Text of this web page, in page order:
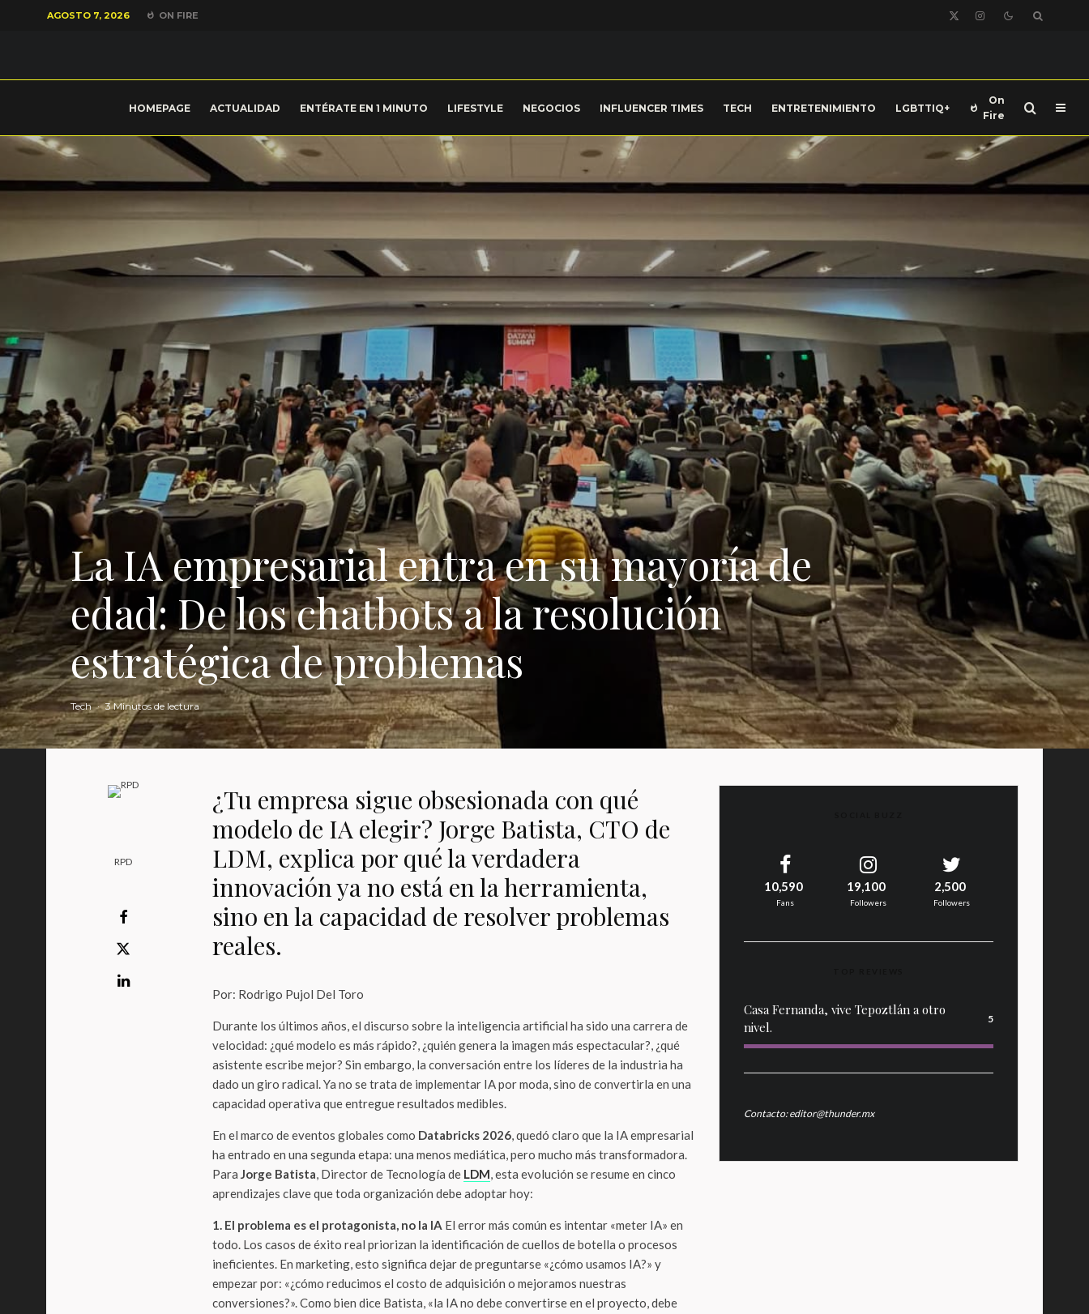
AGOSTO 7, 2026 ON FIRE
HOMEPAGE ACTUALIDAD ENTÉRATE EN 1 MINUTO LIFESTYLE NEGOCIOS INFLUENCER TIMES TECH ENTRETENIMIENTO LGBTTIQ+
On
Fire
La IA empresarial entra en su mayoría de
edad: De los chatbots a la resolución
estratégica de problemas
Tech · 3 Minutos de lectura
RPD
¿Tu empresa sigue obsesionada con qué
modelo de IA elegir? Jorge Batista, CTO de
LDM, explica por qué la verdadera
innovación ya no está en la herramienta,
sino en la capacidad de resolver problemas
reales.
Por: Rodrigo Pujol Del Toro
Durante los últimos años, el discurso sobre la inteligencia artificial ha sido una carrera de
velocidad: ¿qué modelo es más rápido?, ¿quién genera la imagen más espectacular?, ¿qué
asistente escribe mejor? Sin embargo, la conversación entre los líderes de la industria ha
dado un giro radical. Ya no se trata de implementar IA por moda, sino de convertirla en una
capacidad operativa que entregue resultados medibles.
En el marco de eventos globales como Databricks 2026, quedó claro que la IA empresarial
ha entrado en una segunda etapa: una menos mediática, pero mucho más transformadora.
Para Jorge Batista, Director de Tecnología de LDM, esta evolución se resume en cinco
aprendizajes clave que toda organización debe adoptar hoy:
1. El problema es el protagonista, no la IA El error más común es intentar «meter IA» en
todo. Los casos de éxito real priorizan la identificación de cuellos de botella o procesos
ineficientes. En marketing, esto significa dejar de preguntarse «¿cómo usamos IA?» y
empezar por: «¿cómo reducimos el costo de adquisición o mejoramos nuestras
conversiones?». Como bien dice Batista, «la IA no debe convertirse en el proyecto, debe
10,590
Fans
19,100
Followers
2,500
Followers
Casa Fernanda, vive Tepoztlán a otro
nivel.
5
Contacto: editor@thunder.mx